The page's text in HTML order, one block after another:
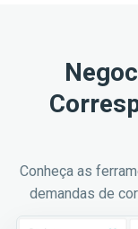
Conheça as
demandas de